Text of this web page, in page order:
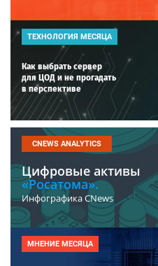
ТЕХНОЛОГИЯ МЕСЯЦА
Как выбрать сервер
для ЦОД и не прогадать
в перспективе
CNEWS ANALYTICS
Цифровые активы
«Росатома».
Инфографика CNews
МНЕНИЕ МЕСЯЦА